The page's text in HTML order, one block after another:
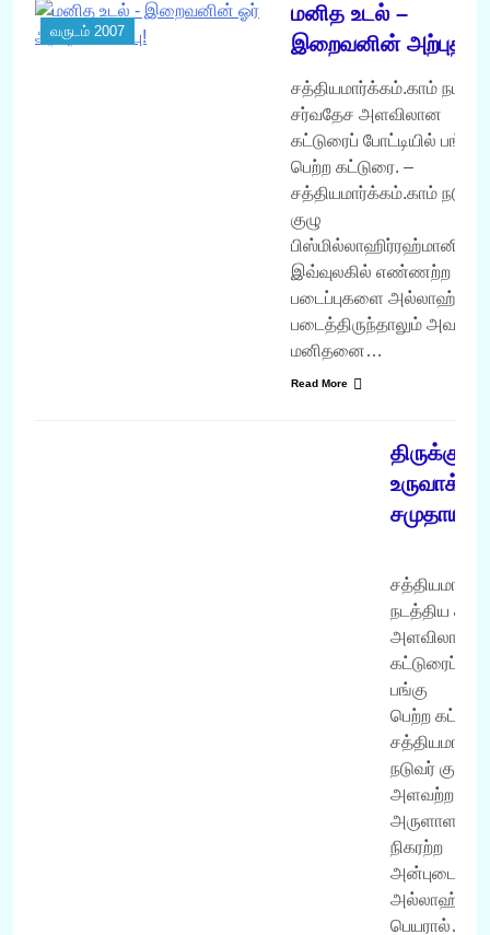
வருடம் 2007
மனித உடல் –
இறைவனின் அற்புதம்!
சத்தியமார்க்கம்.காம்
சர்வதேச அளவிலான
கட்டுரைப் போட்டியில் பங்கு
பெற்ற கட்டுரை. –
சத்தியமார்க்கம்.காம் நடுவர்
குழு
இவ்வுலகில் எண்ணற்ற
படைப்புகளை அல்லாஹ்
படைத்திருந்தாலும் அவற்றில்
மனிதனை…
Read More
சமுதாயம்!
நடத்திய
அளவிலான
கட்டுரைப்
பங்கு
பெற்ற
நடுவர் குழு
அளவற்ற
அருளாளன்,
நிகரற்ற
அல்லாஹ்வின்
பெயரால்…